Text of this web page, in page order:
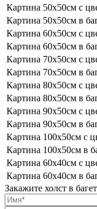
Картина 50х50см с
Картина 50х50см в
Картина 60х50см с
Картина 60х50см в
Картина 70х50см с
Картина 70х50см в
Картина 80х50см с
Картина 80х50см в
Картина 90х50см с
Картина 90х50см в
Картина 100х50см с
Картина 100х50см в
Картина 60х40см с
Картина 60х40см в
Закажите холст в